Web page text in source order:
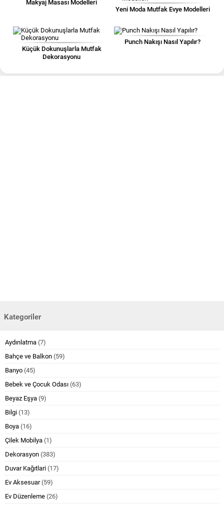
Makyaj Masası Modelleri
Yeni Moda Mutfak Evye Modelleri
Küçük Dokunuşlarla Mutfak
Dekorasyonu
Punch Nakışı Nasıl Yapılır?
Kategoriler
Aydınlatma (7)
Bahçe ve Balkon (59)
Banyo (45)
Bebek ve Çocuk Odası (63)
Beyaz Eşya (9)
Bilgi (13)
Boya (16)
Çilek Mobilya (1)
Dekorasyon (383)
Duvar Kağıtlari (17)
Ev Aksesuar(59)
Ev Düzenleme (26)